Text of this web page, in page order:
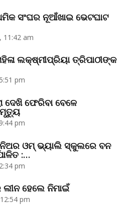
ସଂଘର ନୂଆଁଖାଇ ଭେଟଘାଟ
11:42 am
ଲକ୍ଷ୍ମୀପ୍ରିୟା ତ୍ରିପାଠୀଙ୍କ
pm
ଦେଖି ଫେରିବା ବେଳେ
ମୃତ୍ୟୁ
pm
ଓମ୍‌ ଭ୍ୟାଲି ସ୍କୁଲରେ ବନ
:…
pm
ହେଲେ ନିମାଇଁ
pm